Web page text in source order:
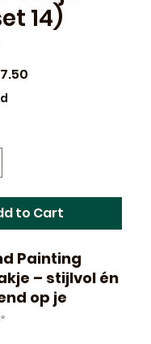
14)
to Cart
Painting
– stijlvol én
op je